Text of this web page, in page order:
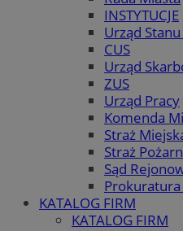
INSTYTUCJE
Urząd
CUS
Urząd
ZUS
Urząd Pracy
Komenda
Straż
Straż
Sąd
KATALOG FIRM
KATALOG FIRM